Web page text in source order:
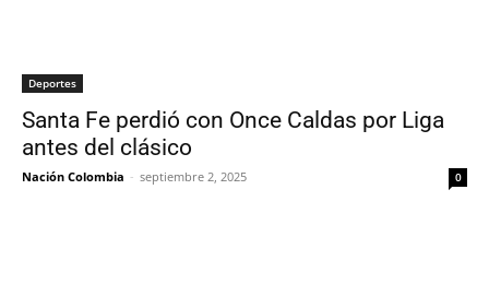
Deportes
Santa Fe perdió con Once Caldas por Liga
antes del clásico
Nación Colombia - septiembre 2, 2025 0